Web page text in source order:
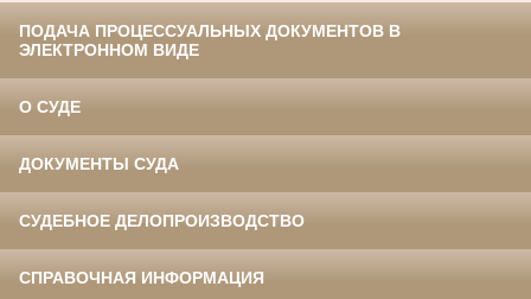
ПОДАЧА ПРОЦЕССУАЛЬНЫХ ДОКУМЕНТОВ В
ЭЛЕКТРОННОМ ВИДЕ
О СУДЕ
ДОКУМЕНТЫ СУДА
СУДЕБНОЕ ДЕЛОПРОИЗВОДСТВО
СПРАВОЧНАЯ ИНФОРМАЦИЯ